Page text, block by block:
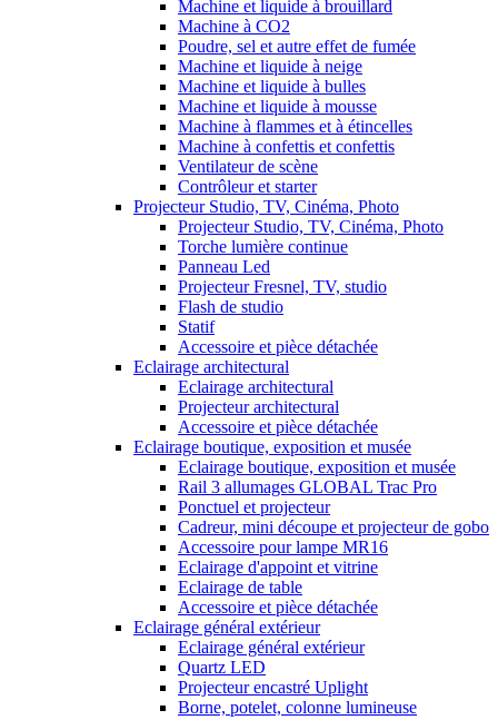
Machine et liquide à brouillard
Machine à CO2
Poudre, sel et autre effet de fumée
Machine et liquide à neige
Machine et liquide à bulles
Machine et liquide à mousse
Machine à flammes et à étincelles
Machine à confettis et confettis
Ventilateur de scène
Contrôleur et starter
Projecteur Studio, TV, Cinéma, Photo
Projecteur Studio, TV, Cinéma, Photo
Torche lumière continue
Panneau Led
Projecteur Fresnel, TV, studio
Flash de studio
Statif
Accessoire et pièce détachée
Eclairage architectural
Eclairage architectural
Projecteur architectural
Accessoire et pièce détachée
Eclairage boutique, exposition et musée
Eclairage boutique, exposition et musée
Rail 3 allumages GLOBAL Trac Pro
Ponctuel et projecteur
Cadreur, mini découpe et projecteur de gobo
Accessoire pour lampe MR16
Eclairage d'appoint et vitrine
Eclairage de table
Accessoire et pièce détachée
Eclairage général extérieur
Eclairage général extérieur
Quartz LED
Projecteur encastré Uplight
Borne, potelet, colonne lumineuse